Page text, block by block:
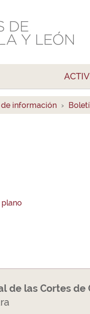
información
de las Cortes de